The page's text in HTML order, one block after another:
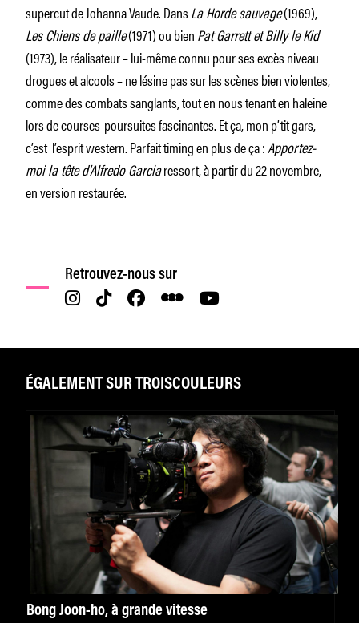
supercut de Johanna Vaude. DansLa Horde sauvage(1969),
Les Chiens de paille(1971) ou bienPat Garrett et Billy le Kid
(1973), le réalisateur – lui-même connu pour ses excès niveau
drogues et alcools – ne lésine pas sur les scènes bien violentes,
comme des combats sanglants, tout en nous tenant en haleine
lors de courses-poursuites fascinantes. Et ça, mon p’tit gars,
c’est l’esprit western. Parfait timing en plus de ça :Apportez-
moi la tête d’Alfredo Garciaressort, à partir du 22 novembre,
en version restaurée.
Retrouvez-nous sur
ÉGALEMENT SUR TROISCOULEURS
Bong Joon-ho, à grande vitesse